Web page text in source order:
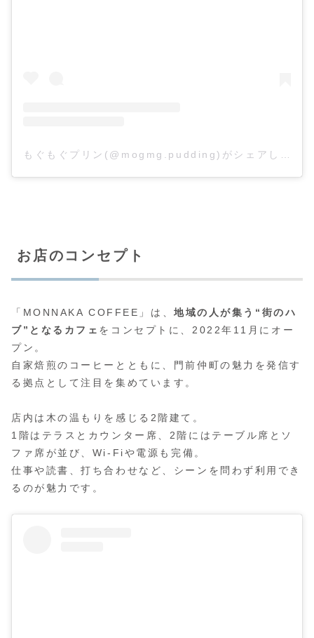
もぐもぐプリン(@mogmg.pudding)がシェアした投稿
お店のコンセプト
「MONNAKA COFFEE」は、地域の人が集う“街のハ
ブ”となるカフェ をコンセプトに、2022年11月にオー
プン。
自家焙煎のコーヒーとともに、門前仲町の魅力を発信す
る拠点として注目を集めています。
店内は木の温もりを感じる2階建て。
1階はテラスとカウンター席、2階にはテーブル席とソ
ファ席が並び、Wi-Fiや電源も完備。
仕事や読書、打ち合わせなど、シーンを問わず利用でき
るのが魅力です。